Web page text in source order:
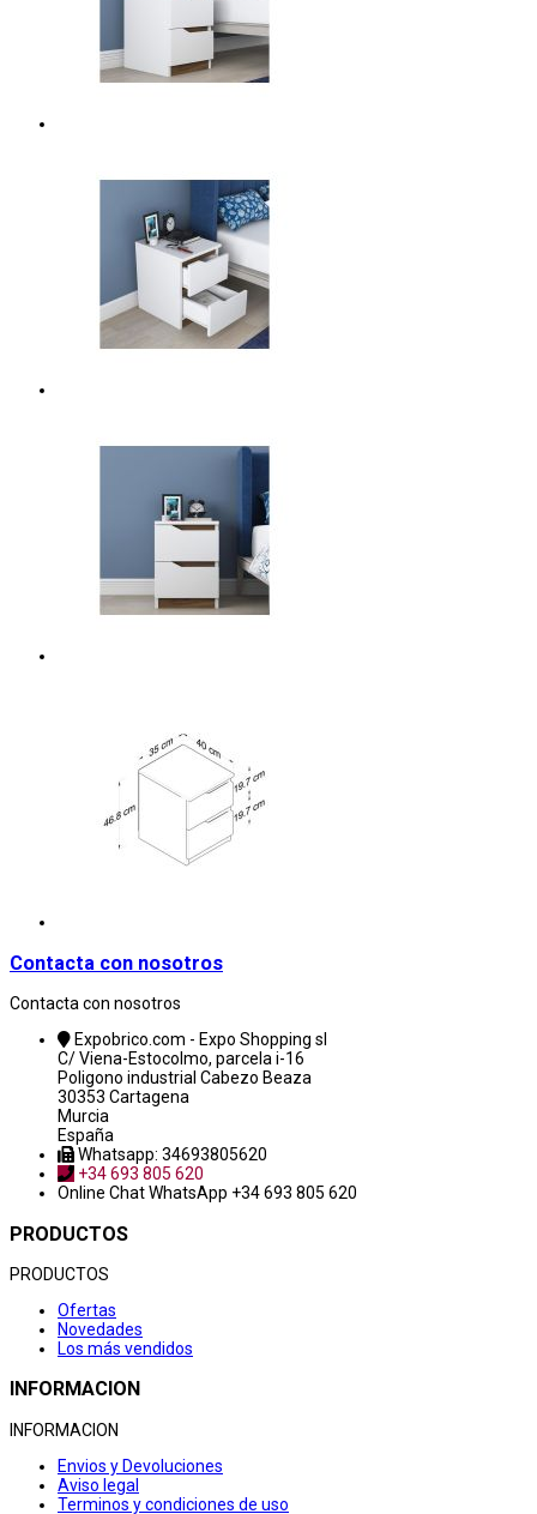
Contacta con nosotros
Contacta con nosotros
Expobrico.com - Expo Shopping sl
C/ Viena-Estocolmo, parcela i-16
Poligono industrial Cabezo Beaza
30353 Cartagena
Murcia
España
Whatsapp: 34693805620
+34 693 805 620
Online ChatWhatsApp +34 693 805 620
PRODUCTOS
PRODUCTOS
Ofertas
Novedades
Los más vendidos
INFORMACION
INFORMACION
Envios y Devoluciones
Aviso legal
Terminos y condiciones de uso